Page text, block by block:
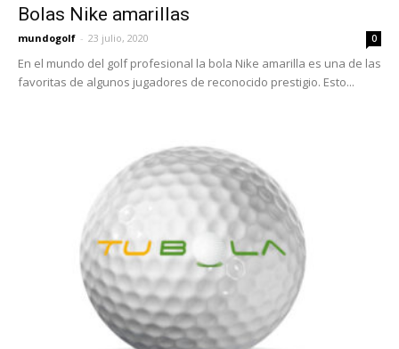
Bolas Nike amarillas
mundogolf - 23 julio, 2020 0
En el mundo del golf profesional la bola Nike amarilla es una de las
favoritas de algunos jugadores de reconocido prestigio. Esto...